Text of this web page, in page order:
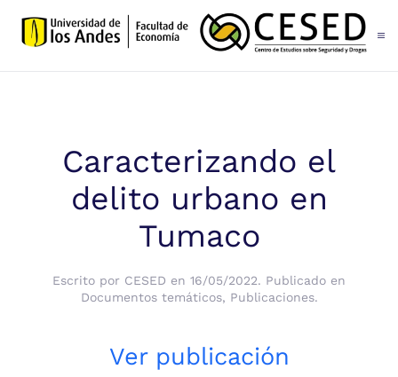
Skip to main content
Caracterizando el
delito urbano en
Tumaco
Escrito por CESED en 16/05/2022. Publicado en
Documentos temáticos, Publicaciones.
Ver publicación